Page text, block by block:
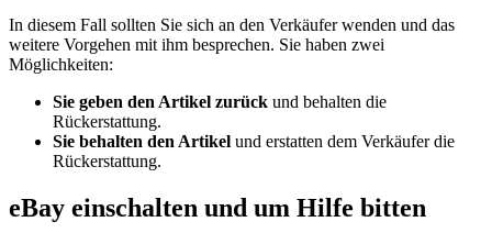
In diesem Fall sollten Sie sich an den Verkäufer wenden und das
weitere Vorgehen mit ihm besprechen. Sie haben zwei
Möglichkeiten:
Sie geben den Artikel zurück und behalten die
Rückerstattung.
Sie behalten den Artikel und erstatten dem Verkäufer die
Rückerstattung.
eBay einschalten und um Hilfe bitten